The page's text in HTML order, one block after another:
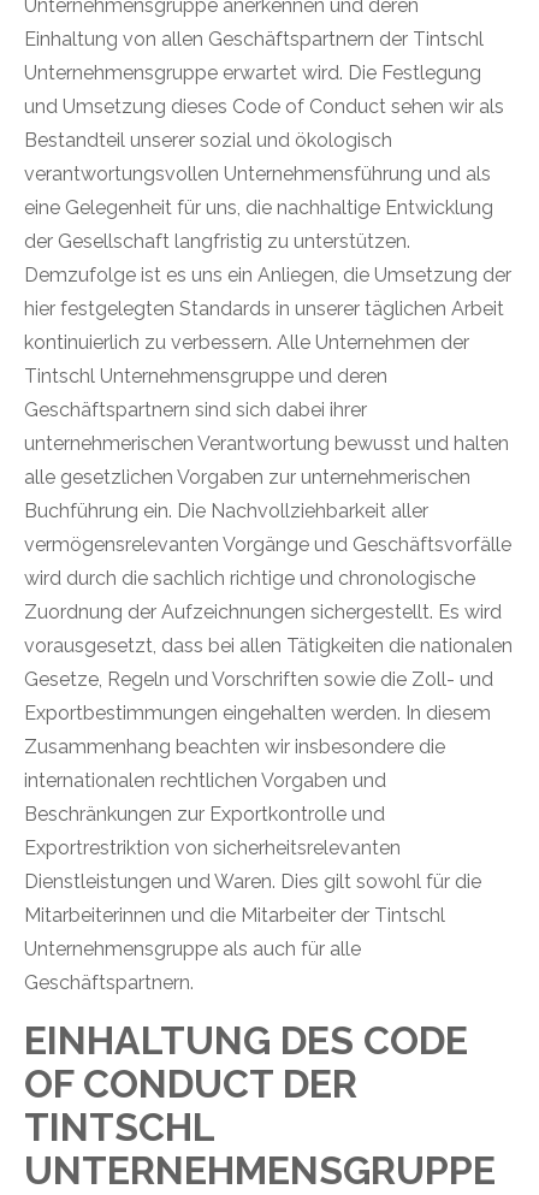
Unternehmensgruppe anerkennen und deren
Einhaltung von allen Geschäftspartnern der Tintschl
Unternehmensgruppe erwartet wird. Die Festlegung
und Umsetzung dieses Code of Conduct sehen wir als
Bestandteil unserer sozial und ökologisch
verantwortungsvollen Unternehmensführung und als
eine Gelegenheit für uns, die nachhaltige Entwicklung
der Gesellschaft langfristig zu unterstützen.
Demzufolge ist es uns ein Anliegen, die Umsetzung der
hier festgelegten Standards in unserer täglichen Arbeit
kontinuierlich zu verbessern. Alle Unternehmen der
Tintschl Unternehmensgruppe und deren
Geschäftspartnern sind sich dabei ihrer
unternehmerischen Verantwortung bewusst und halten
alle gesetzlichen Vorgaben zur unternehmerischen
Buchführung ein. Die Nachvollziehbarkeit aller
vermögensrelevanten Vorgänge und Geschäftsvorfälle
wird durch die sachlich richtige und chronologische
Zuordnung der Aufzeichnungen sichergestellt. Es wird
vorausgesetzt, dass bei allen Tätigkeiten die nationalen
Gesetze, Regeln und Vorschriften sowie die Zoll- und
Exportbestimmungen eingehalten werden. In diesem
Zusammenhang beachten wir insbesondere die
internationalen rechtlichen Vorgaben und
Beschränkungen zur Exportkontrolle und
Exportrestriktion von sicherheitsrelevanten
Dienstleistungen und Waren. Dies gilt sowohl für die
Mitarbeiterinnen und die Mitarbeiter der Tintschl
Unternehmensgruppe als auch für alle
Geschäftspartnern.
EINHALTUNG DES CODE
OF CONDUCT DER
TINTSCHL
UNTERNEHMENSGRUPPE